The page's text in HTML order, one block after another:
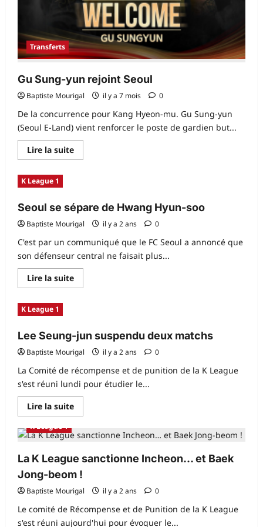
Transferts
Gu Sung-yun rejoint Seoul
Baptiste Mourigal il y a 7 mois 0
De la concurrence pour Kang Hyeon-mu. Gu Sung-yun
(Seoul E-Land) vient renforcer le poste de gardien but...
Lire la suiteEn
savoir
rejoint
Seoul
K League 1
Seoul se sépare de Hwang Hyun-soo
Baptiste Mourigal il y a 2 ans 0
C'est par un communiqué que le FC Seoul a annoncé que
son défenseur central ne faisait plus...
Lire la suiteEn
savoir
de
Hwang
Hyun-
soo
K League 1
Lee Seung-jun suspendu deux matchs
Baptiste Mourigal il y a 2 ans 0
La Comité de récompense et de punition de la K League
s'est réuni lundi pour étudier le...
Lire la suiteEn
savoir
Lee
jun
suspendu
deux
matchs
K League 1
La K League sanctionne Incheon… et Baek
Jong-beom !
Baptiste Mourigal il y a 2 ans 0
Le comité de Récompense et de Punition de la K League
s'est réuni aujourd'hui pour évoquer le...